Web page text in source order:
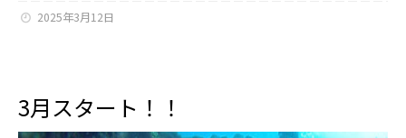
2025年3月12日
3月スタート！！